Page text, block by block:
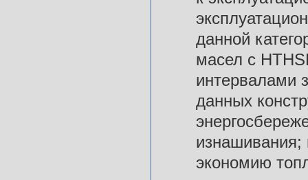
данной
масел с
интервалами
данных
изнашивания;
экономию